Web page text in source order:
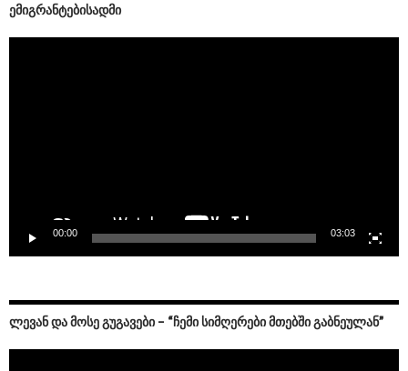
ᲔᲛᲘᲒᲠᲐᲜᲢᲔᲑᲘᲡᲐᲓᲛᲘ
00:00 03:03
ᲚᲔᲕᲐᲜ ᲓᲐ ᲛᲝᲡᲔ ᲒᲣᲒᲐᲕᲔᲑᲘ – “ᲩᲔᲛᲘ ᲡᲘᲛᲦᲔᲠᲔᲑᲘ ᲛᲗᲔᲑᲨᲘ ᲒᲐᲑᲜᲔᲣᲚᲐᲜ”